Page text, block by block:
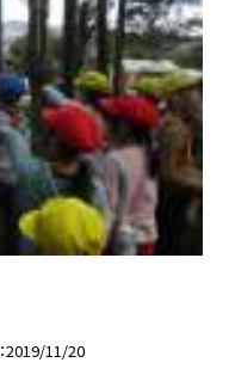
2019/11/20